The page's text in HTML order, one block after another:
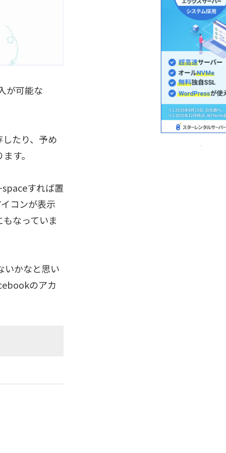
が可能な
たり、予め
す。
すれば置
コンが表示
なっていま
いかなと思い
のアカ